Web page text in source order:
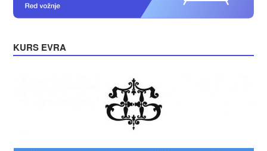
KURS EVRA